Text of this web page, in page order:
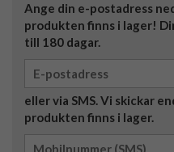
Ange din e-postadress
produkten finns i lager!
till 180 dagar.
eller via SMS. Vi skickar
produkten finns i lager.